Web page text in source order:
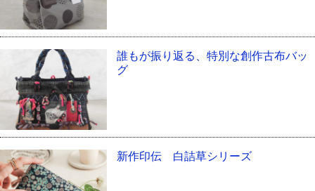
誰もが振り返る、特別な創作古布バッ
グ
新作印伝 白詰草シリーズ